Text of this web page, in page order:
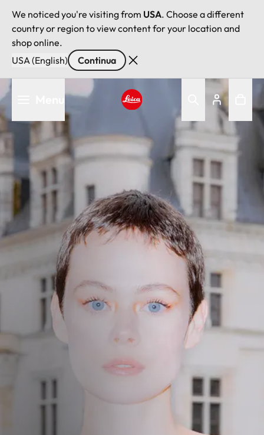
We noticed you're visiting from USA. Choose a different
country or region to view content for your location and
shop online.
USA (English)
Continua
Salta
al
contenuto
principale
Leica logo - Home